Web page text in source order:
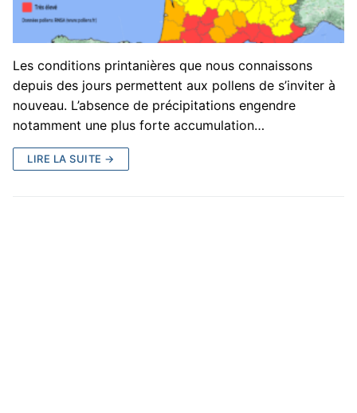
Les conditions printanières que nous connaissons
depuis des jours permettent aux pollens de s’inviter à
nouveau. L’absence de précipitations engendre
notamment une plus forte accumulation…
LIRE LA SUITE →